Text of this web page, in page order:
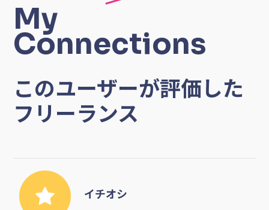
My
Connections
このユーザーが評価した
フリーランス
イチオシ